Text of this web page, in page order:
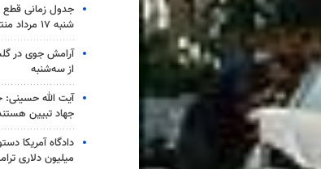
جدول زمانی قطع
شنبه ۱۷ مرداد منتشر شد
آرامش جوی در
از سه‌شنبه
آیت الله حسینی:
جهاد تبیین
میلیون دلاری